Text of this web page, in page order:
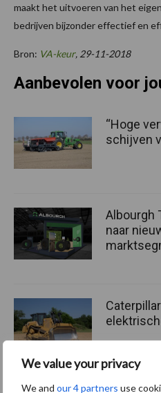
We value your privacy
We and our 4 partners use
maakt het uitvoeren van het
bedrijven bijzonder effectief en
Bron: VA-keur, 29-11-2018
Aanbevolen voor
“Hoge
schijven
Albourgh
naar